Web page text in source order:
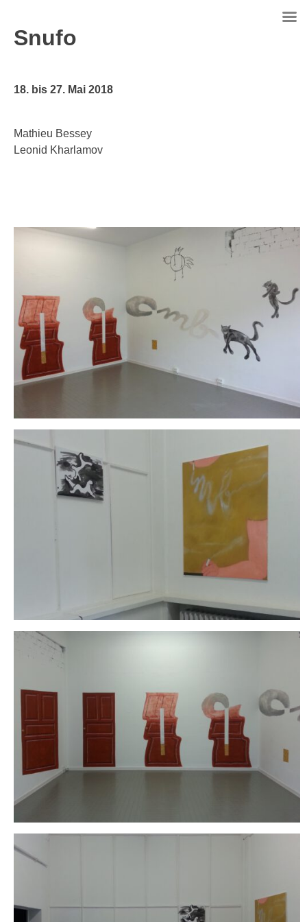
content
Snufo
18. bis 27. Mai 2018
Mathieu Bessey
Leonid Kharlamov